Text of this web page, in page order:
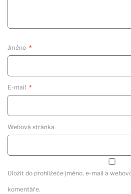
Jméno *
E-mail *
Webová stránka
Uložit do prohlížeče jméno, e-mail a
komentáře.